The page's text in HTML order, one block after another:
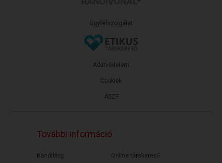
Ügyfélszolgálat
ÁSZF
Adatvédelem
Cookiek
További információ
Randiblog
Online társkereső